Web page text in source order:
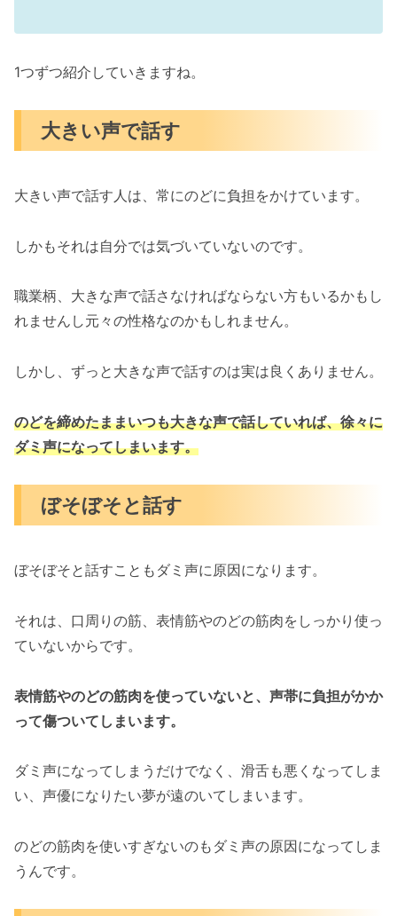
1つずつ紹介していきますね。
大きい声で話す
大きい声で話す人は、常にのどに負担をかけています。
しかもそれは自分では気づいていないのです。
職業柄、大きな声で話さなければならない方もいるかもし
れませんし元々の性格なのかもしれません。
しかし、ずっと大きな声で話すのは実は良くありません。
のどを締めたままいつも大きな声で話していれば、徐々に
ダミ声になってしまいます。
ぼそぼそと話す
ぼそぼそと話すこともダミ声に原因になります。
それは、口周りの筋、表情筋やのどの筋肉をしっかり使っ
ていないからです。
表情筋やのどの筋肉を使っていないと、声帯に負担がかか
って傷ついてしまいます。
ダミ声になってしまうだけでなく、滑舌も悪くなってしま
い、声優になりたい夢が遠のいてしまいます。
のどの筋肉を使いすぎないのもダミ声の原因になってしま
うんです。